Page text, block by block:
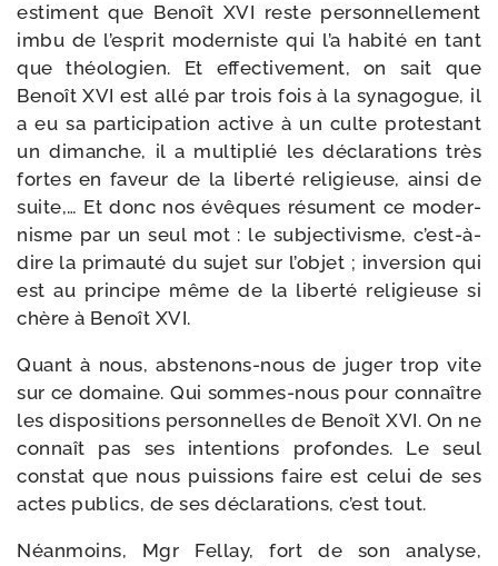
estiment que Benoît XVI reste per­son­nel­le­ment
imbu de l’esprit moder­niste qui l’a habi­té en tant
que théo­lo­gien. Et effec­ti­ve­ment, on sait que
Benoît XVI est allé par trois fois à la syna­gogue, il
a eu sa par­ti­ci­pa­tion active à un culte pro­tes­tant
un dimanche, il a mul­ti­plié les décla­ra­tions très
fortes en faveur de la liber­té reli­gieuse, ain­si de
suite,… Et donc nos évêques résument ce moder­
nisme par un seul mot : le sub­jec­ti­visme, c’est-à-
dire la pri­mau­té du sujet sur l’objet ; inver­sion qui
est au prin­cipe même de la liber­té reli­gieuse si
chère à Benoît XVI.
Quant à nous, abstenons-​nous de juger trop vite
sur ce domaine. Qui sommes-​nous pour connaître
les dis­po­si­tions per­son­nelles de Benoît XVI. On ne
connaît pas ses inten­tions pro­fondes. Le seul
constat que nous puis­sions faire est celui de ses
actes publics, de ses décla­ra­tions, c’est tout.
Néanmoins, Mgr Fellay, fort de son ana­lyse,